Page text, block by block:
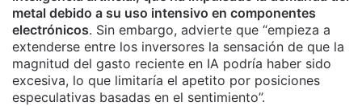
metal debido a su uso intensivo en componentes
electrónicos. Sin embargo, advierte que “empieza a
extenderse entre los inversores la sensación de que la
magnitud del gasto reciente en IA podría haber sido
excesiva, lo que limitaría el apetito por posiciones
especulativas basadas en el sentimiento”.